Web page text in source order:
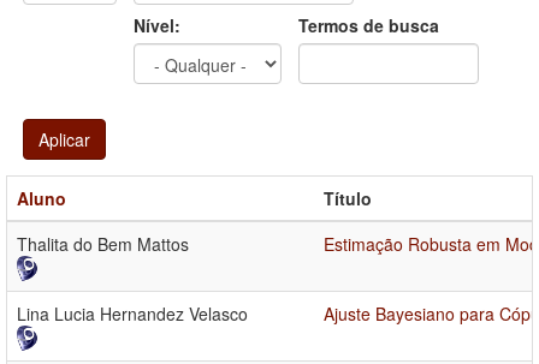
Nível: Termos de busca
Aplicar
Aluno
Título
Thalita do Bem Mattos
Estimação Robusta em
Lina Lucia Hernandez Velasco Ajuste Bayesiano para